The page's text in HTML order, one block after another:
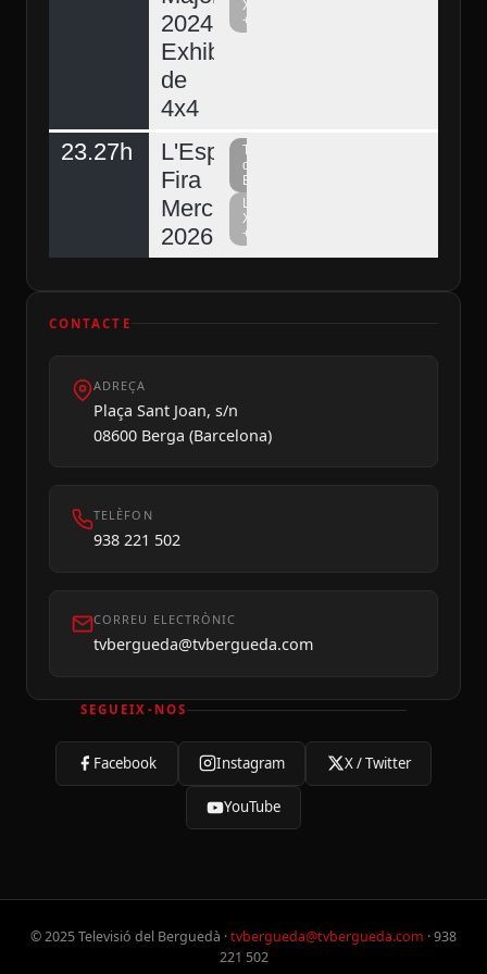
2024.
Exhibició
de
4x4
Xarxa
+
23.27h
L'Espunyola,
Fira
Mercat
2026
Televisió
del
Berguedà
La
Xarxa
+
CONTACTE
ADREÇA
Plaça Sant Joan, s/n
08600 Berga (Barcelona)
TELÈFON
938 221 502
CORREU ELECTRÒNIC
tvbergueda@tvbergueda.com
SEGUEIX-NOS
Facebook Instagram X / Twitter
YouTube
© 2025 Televisió del Berguedà ·tvbergueda@tvbergueda.com · 938
221 502